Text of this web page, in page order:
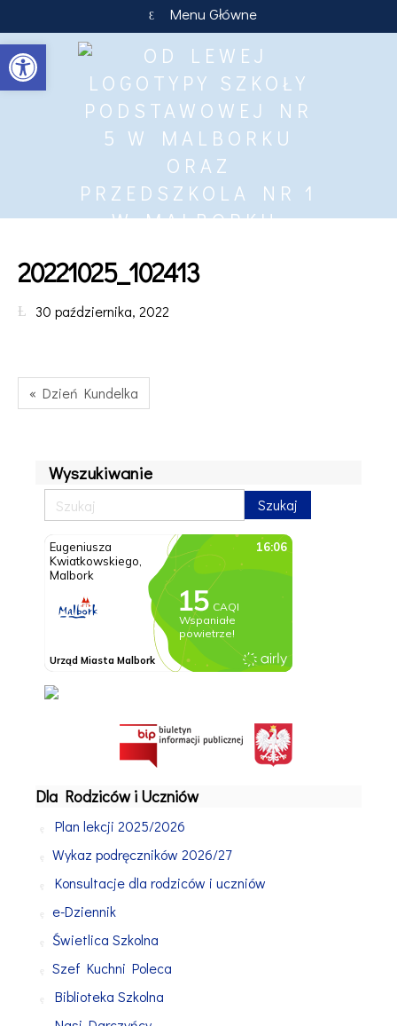
Menu Główne
20221025_102413
30 października, 2022
« Dzień Kundelka
Wyszukiwanie
Dla Rodziców i Uczniów
Plan lekcji 2025/2026
Wykaz podręczników 2026/27
Konsultacje dla rodziców i uczniów
e-Dziennik
Świetlica Szkolna
Szef Kuchni Poleca
Biblioteka Szkolna
Otwórz pasek narzędzi